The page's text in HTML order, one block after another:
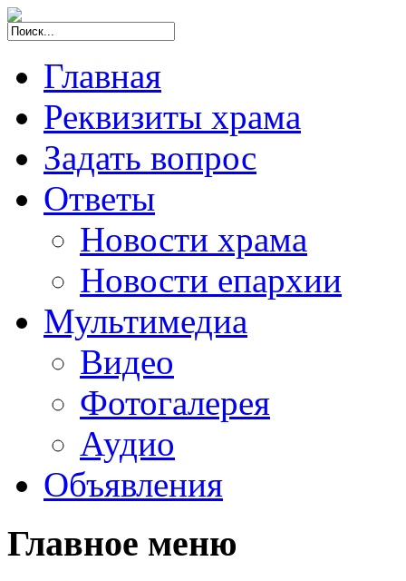
Главная
Реквизиты храма
Задать вопрос
Ответы
Новости храма
Новости епархии
Мультимедиа
Видео
Фотогалерея
Аудио
Объявления
Главное меню